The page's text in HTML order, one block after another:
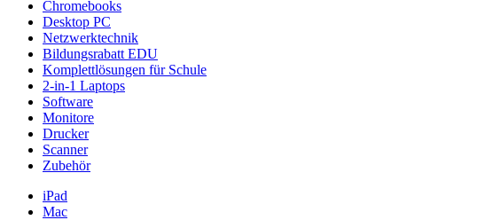
Chromebooks
Desktop PC
Netzwerktechnik
Bildungsrabatt EDU
Komplettlösungen für Schule
2-in-1 Laptops
Software
Monitore
Drucker
Scanner
Zubehör
iPad
Mac